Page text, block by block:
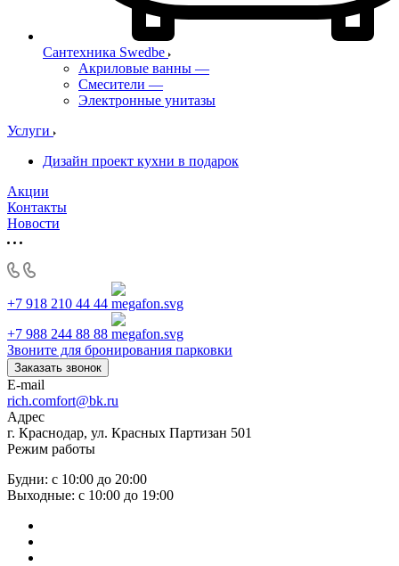
Сантехника Swedbe
Акриловые ванны —
Смесители —
Электронные унитазы
Услуги
Дизайн проект кухни в подарок
Акции
Контакты
Новости
+7 918 210 44 44
+7 988 244 88 88
Звоните для бронирования парковки
Заказать звонок
E-mail
rich.comfort@bk.ru
Адрес
г. Краснодар, ул. Красных Партизан 501
Режим работы
Будни: с 10:00 до 20:00
Выходные: с 10:00 до 19:00